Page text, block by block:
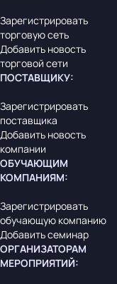
Зарегистрировать
торговую сеть
Добавить новость
торговой сети
ПОСТАВЩИКУ:
Зарегистрировать
поставщика
Добавить новость
компании
ОБУЧАЮЩИМ
КОМПАНИЯМ:
Зарегистрировать
обучающую компанию
Добавить семинар
ОРГАНИЗАТОРАМ
МЕРОПРИЯТИЙ: